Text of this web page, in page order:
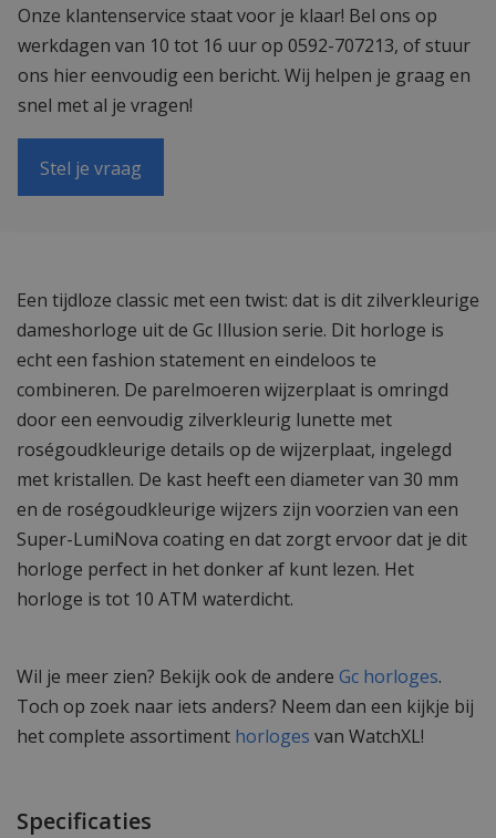
Onze klantenservice staat voor je klaar! Bel ons op
werkdagen van 10 tot 16 uur op 0592-707213, of stuur
ons hier eenvoudig een bericht. Wij helpen je graag en
snel met al je vragen!
Stel je vraag
Een tijdloze classic met een twist: dat is dit zilverkleurige
dameshorloge uit de Gc Illusion serie. Dit horloge is
echt een fashion statement en eindeloos te
combineren. De parelmoeren wijzerplaat is omringd
door een eenvoudig zilverkleurig lunette met
roségoudkleurige details op de wijzerplaat, ingelegd
met kristallen. De kast heeft een diameter van 30 mm
en de roségoudkleurige wijzers zijn voorzien van een
Super-LumiNova coating en dat zorgt ervoor dat je dit
horloge perfect in het donker af kunt lezen. Het
horloge is tot 10 ATM waterdicht.
Wil je meer zien? Bekijk ook de andere Gc horloges.
Toch op zoek naar iets anders? Neem dan een kijkje bij
het complete assortiment horloges van WatchXL!
Specificaties